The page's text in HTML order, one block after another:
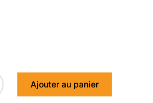
Ajouter au panier